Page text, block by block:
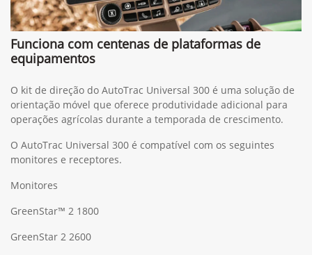
Funciona com centenas de plataformas de
equipamentos
O kit de direção do AutoTrac Universal 300 é uma solução de
orientação móvel que oferece produtividade adicional para
operações agrícolas durante a temporada de crescimento.
O AutoTrac Universal 300 é compatível com os seguintes
monitores e receptores.
Monitores
GreenStar™ 2 1800
GreenStar 2 2600